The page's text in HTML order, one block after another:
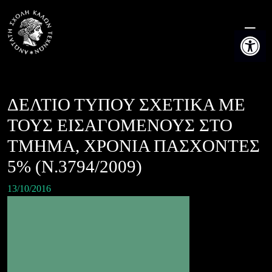
Ανοίξτε
content
ΔΕΛΤΙΟ ΤΥΠΟΥ ΣΧΕΤΙΚΑ ΜΕ
ΤΟΥΣ ΕΙΣΑΓΟΜΕΝΟΥΣ ΣΤΟ
ΤΜΗΜΑ, ΧΡΟΝΙΑ ΠΑΣΧΟΝΤΕΣ
5% (Ν.3794/2009)
13/10/2016